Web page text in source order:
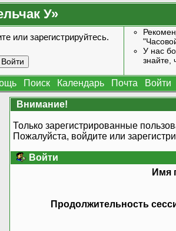
У»
или зарегистрируйтесь.
У нас
знайте,
Поиск Календарь Почта Войти
Внимание!
Только зарегистрированные
Пожалуйста, войдите или
Войти
Имя
Продолжительность